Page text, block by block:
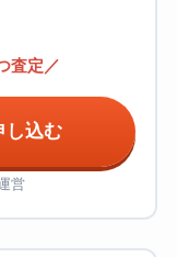
査定／
し込む
営